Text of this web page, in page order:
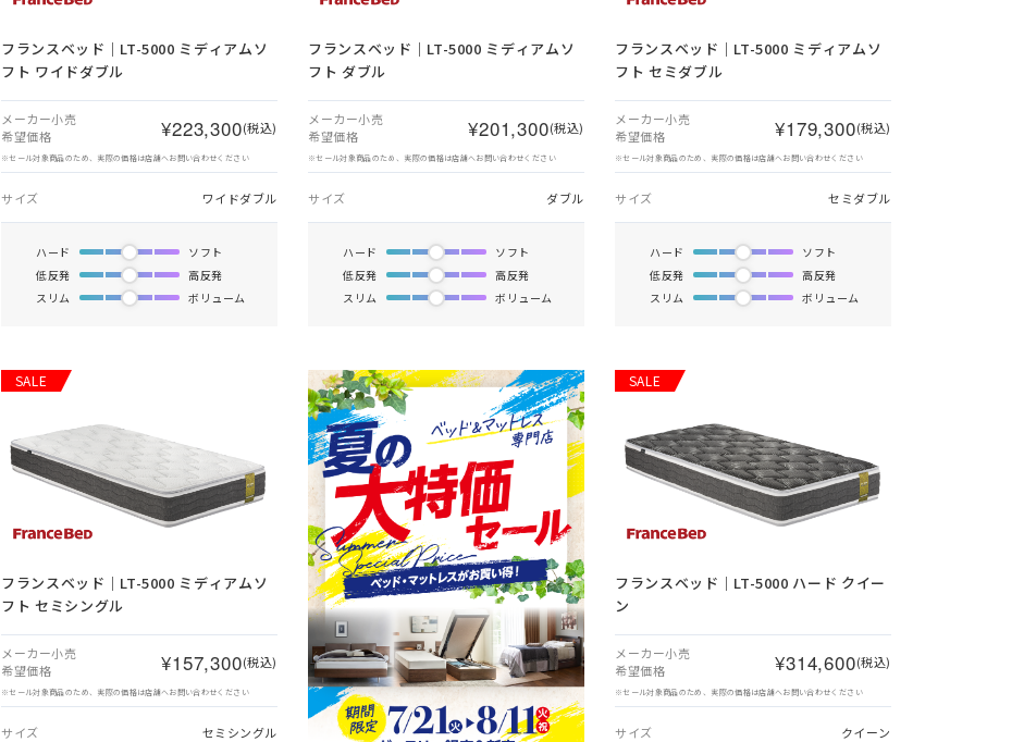
フランスベッド｜LT-5000 ミディアムソ
フト ワイドダブル
メーカー小売
希望価格
¥223,300(税込)
※セール対象商品のため、実際の価格は店舗へお問い合わせください
サイズ ワイドダブル
ハード
ソフト
低反発
高反発
スリム
ボリューム
フランスベッド｜LT-5000 ミディアムソ
フト ダブル
メーカー小売
希望価格
¥201,300(税込)
※セール対象商品のため、実際の価格は店舗へお問い合わせください
サイズ ダブル
ハード
ソフト
低反発
高反発
スリム
ボリューム
フランスベッド｜LT-5000 ミディアムソ
フト セミダブル
メーカー小売
希望価格
¥179,300(税込)
※セール対象商品のため、実際の価格は店舗へお問い合わせください
サイズ セミダブル
ハード
ソフト
低反発
高反発
スリム
ボリューム
SALE
フランスベッド｜LT-5000 ミディアムソ
フト セミシングル
メーカー小売
希望価格
¥157,300(税込)
※セール対象商品のため、実際の価格は店舗へお問い合わせください
サイズ セミシングル
SALE
フランスベッド｜LT-5000 ハード クイー
ン
メーカー小売
希望価格
¥314,600(税込)
※セール対象商品のため、実際の価格は店舗へお問い合わせください
サイズ クイーン